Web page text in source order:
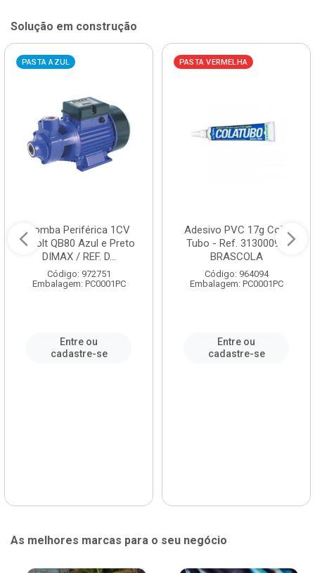
Solução em construção
PASTA AZUL
Bomba Periférica 1CV
Bivolt QB80 Azul e Preto
DIMAX / REF. D...
Código: 972751
Embalagem: PC0001PC
Entre ou
cadastre-se
PASTA VERMELHA
Adesivo PVC 17g Cola
Tubo - Ref. 3130009 -
BRASCOLA
Código: 964094
Embalagem: PC0001PC
Entre ou
cadastre-se
As melhores marcas para o seu negócio